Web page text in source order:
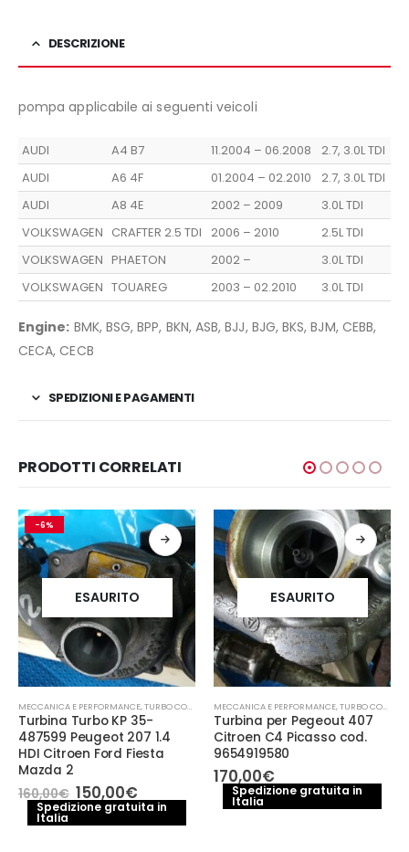
DESCRIZIONE
pompa applicabile ai seguenti veicoli
AUDI A4 B7 11.2004 – 06.2008
2.7, 3.0L TDI
AUDI
A6 4F 01.2004 – 02.2010
2.7, 3.0L TDI
AUDI
A8 4E 2002 – 2009
3.0L TDI
VOLKSWAGEN CRAFTER 2.5 TDI 2006 – 2010
2.5L TDI
VOLKSWAGEN PHAETON 2002 –
3.0L TDI
VOLKSWAGEN TOUAREG 2003 – 02.2010 3.0L TDI
Engine: BMK, BSG, BPP, BKN, ASB, BJJ, BJG, BKS, BJM, CEBB,
CECA, CECB
SPEDIZIONI E PAGAMENTI
PRODOTTI CORRELATI
E PERFORMANCE
-6%
ESAURITO
MECCANICA E PERFORMANCE,TURBO COMPRESSORE- TURBINA
Turbina Turbo KP 35-
487599 Peugeot 207 1.4
HDI Citroen Ford Fiesta
Mazda 2
160,00€ Il
prezzo
originale
150,00€Il
prezzo
attuale
Spedizione gratuita in
Italia
ESAURITO
MECCANICA E PERFORMANCE,TURBO COMPRESSORE- TURBINA
Turbina per Pegeout 407
Citroen C4 Picasso cod.
9654919580
170,00€
Spedizione gratuita in
Italia